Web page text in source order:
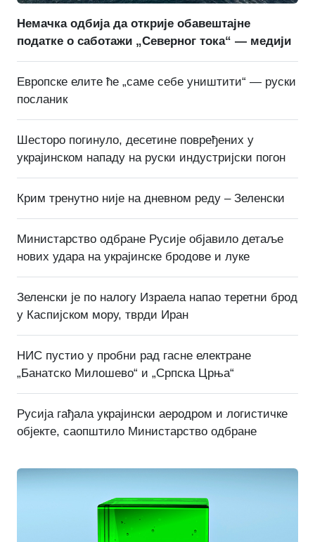
Немачка одбија да открије обавештајне
податке о саботажи „Северног тока“ — медији
Европске елите ће „саме себе уништити“ — руски
посланик
Шесторо погинуло, десетине повређених у
украјинском нападу на руски индустријски погон
Крим тренутно није на дневном реду – Зеленски
Министарство одбране Русије објавило детаље
нових удара на украјинске бродове и луке
Зеленски је по налогу Израела напао теретни брод
у Каспијском мору, тврди Иран
НИС пустио у пробни рад гасне електране
„Банатско Милошево“ и „Српска Црња“
Русија гађала украјински аеродром и логистичке
објекте, саопштило Министарство одбране